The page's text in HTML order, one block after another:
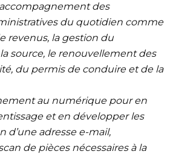
des
du quotidien comme
revenus, la gestion du
source, le renouvellement des
du permis de conduire et de la
au numérique pour en
et en développer les
d’une adresse e-mail,
de pièces nécessaires à la